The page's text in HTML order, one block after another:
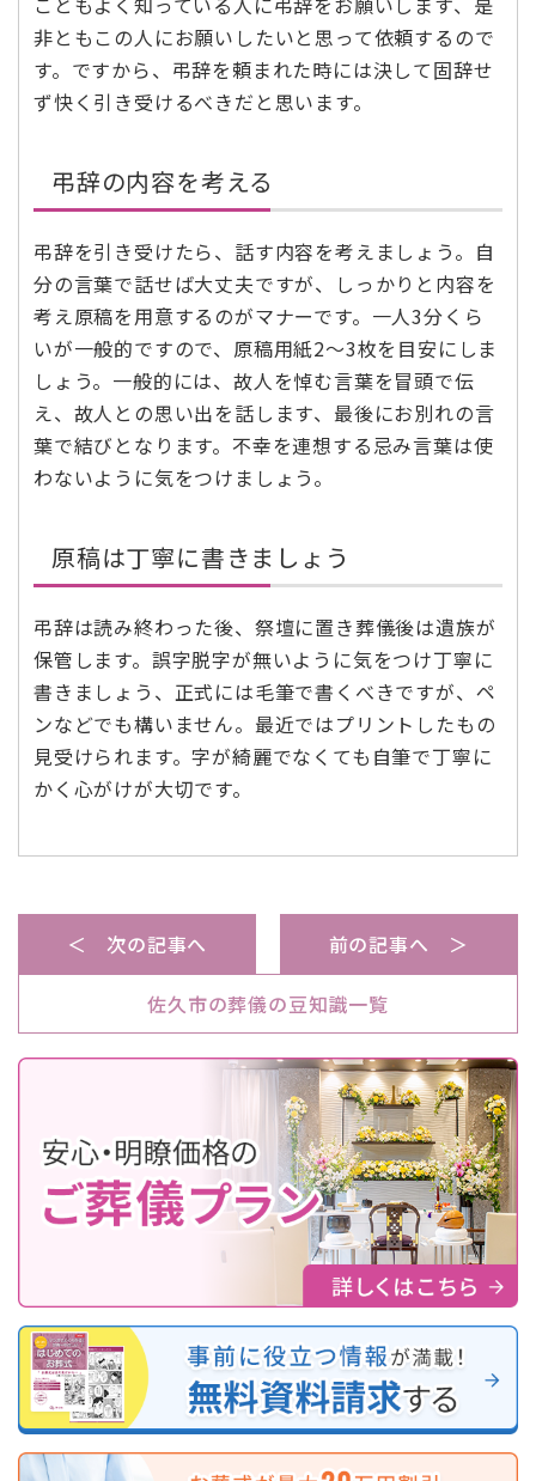
非ともこの人にお願いしたいと思って依頼するので
す。ですから、弔辞を頼まれた時には決して固辞せ
ず快く引き受けるべきだと思います。
弔辞の内容を考える
弔辞を引き受けたら、話す内容を考えましょう。自
分の言葉で話せば大丈夫ですが、しっかりと内容を
考え原稿を用意するのがマナーです。一人3分くら
いが一般的ですので、原稿用紙2〜3枚を目安にしま
しょう。一般的には、故人を悼む言葉を冒頭で伝
え、故人との思い出を話します、最後にお別れの言
葉で結びとなります。不幸を連想する忌み言葉は使
わないように気をつけましょう。
原稿は丁寧に書きましょう
弔辞は読み終わった後、祭壇に置き葬儀後は遺族が
保管します。誤字脱字が無いように気をつけ丁寧に
書きましょう、正式には毛筆で書くべきですが、ペ
ンなどでも構いません。最近ではプリントしたもの
見受けられます。字が綺麗でなくても自筆で丁寧に
かく心がけが大切です。
＜ 次の記事へ
佐久市の葬儀の豆知識一覧
前の記事へ ＞